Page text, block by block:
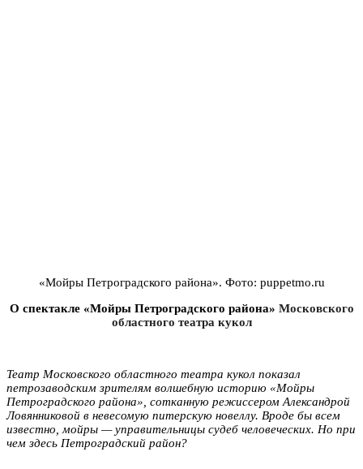
«Мойры Петроградского района». Фото: puppetmo.ru
О спектакле «Мойры Петроградского района» Московского
областного театра кукол
Театр Московского областного театра кукол показал
петрозаводским зрителям волшебную историю «Мойры
Петроградского района», сотканную режиссером Александрой
Ловянниковой в невесомую питерскую новеллу. Вроде бы всем
известно, мойры — управительницы судеб человеческих. Но при
чем здесь Петроградский район?